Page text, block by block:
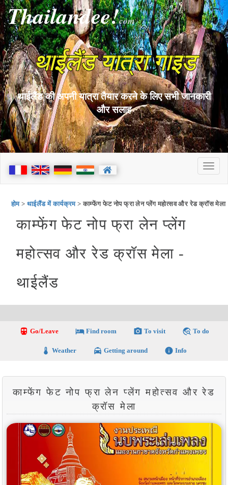
Thailandee!com
थाईलैंड यात्रा गाइड
थाईलैंड की अपनी यात्रा तैयार करने के लिए सभी जानकारी
और सलाह
होम>थाईलैंड में कार्यक्रम> काम्फेंग फेट नोप फ्रा लेन प्लेंग महोत्सव और रेड क्रॉस मेला
काम्फेंग फेट नोप फ्रा लेन प्लेंग
महोत्सव और रेड क्रॉस मेला -
थाईलैंड
directions_transit Go/Leave local_hotelFind room photo_camera To visit travel_explore To do
thermostat Weather local_taxi Getting around info Info
काम्फेंग फेट नोप फ्रा लेन प्लेंग महोत्सव और रेड
क्रॉस मेला